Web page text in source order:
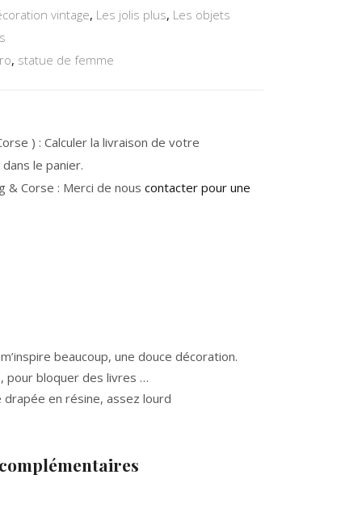
vintage, Les jolis plus, Les objets
, statue de femme
) : Calculer la livraison de votre
le panier.
& Corse : Merci de nous contacter pour une
beaucoup, une douce décoration.
pour bloquer des livres …
drapée en résine, assez lourd